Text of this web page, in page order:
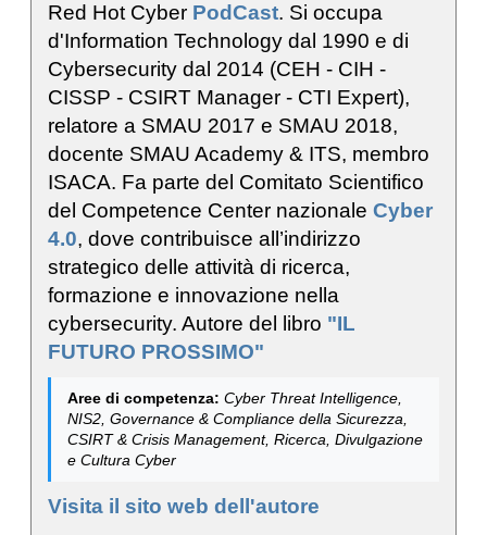
Red Hot Cyber PodCast. Si occupa
d'Information Technology dal 1990 e di
Cybersecurity dal 2014 (CEH - CIH -
CISSP - CSIRT Manager - CTI Expert),
relatore a SMAU 2017 e SMAU 2018,
docente SMAU Academy & ITS, membro
ISACA. Fa parte del Comitato Scientifico
del Competence Center nazionale Cyber
4.0, dove contribuisce all’indirizzo
strategico delle attività di ricerca,
formazione e innovazione nella
cybersecurity. Autore del libro "IL
FUTURO PROSSIMO"
Aree di competenza: Cyber Threat Intelligence,
NIS2, Governance & Compliance della Sicurezza,
CSIRT & Crisis Management, Ricerca, Divulgazione
e Cultura Cyber
Visita il sito web dell'autore